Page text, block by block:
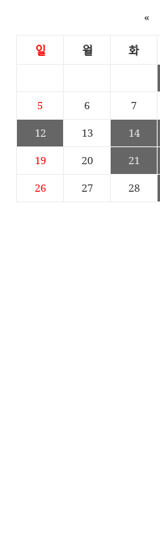
«
일 월 화
5
6 7
12
13 14
19
20 21
26
27 28